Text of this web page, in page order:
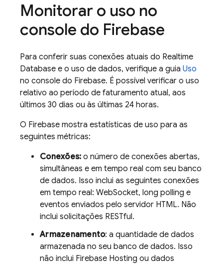
Monitorar o uso no
console do Firebase
Para conferir suas conexões atuais do Realtime
Database e o uso de dados, verifique a guia Uso
no console do Firebase. É possível verificar o uso
relativo ao período de faturamento atual, aos
últimos 30 dias ou às últimas 24 horas.
O Firebase mostra estatísticas de uso para as
seguintes métricas:
Conexões: o número de conexões abertas,
simultâneas e em tempo real com seu banco
de dados. Isso inclui as seguintes conexões
em tempo real: WebSocket, long polling e
eventos enviados pelo servidor HTML. Não
inclui solicitações RESTful.
Armazenamento: a quantidade de dados
armazenada no seu banco de dados. Isso
não inclui Firebase Hosting ou dados